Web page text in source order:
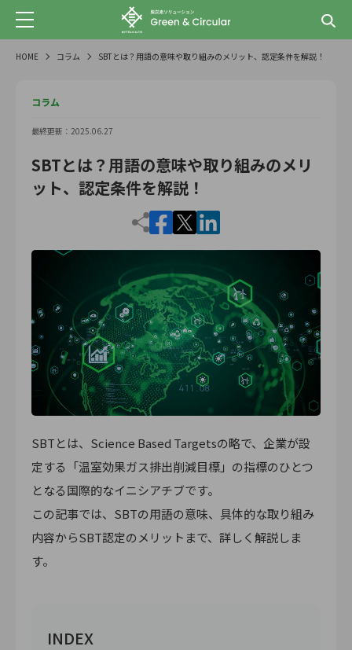
HOME コラム SBTとは？用語の意味や取り組みのメリット、認定条件を解説！
コラム
最終更新：2025.06.27
SBTとは？用語の意味や取り組みのメリ
ット、認定条件を解説！
SBTとは、Science Based Targetsの略で、企業が設
定する「温室効果ガス排出削減目標」の指標のひとつ
となる国際的なイニシアチブです。
この記事では、SBTの用語の意味、具体的な取り組み
内容からSBT認定のメリットまで、詳しく解説しま
す。
INDEX